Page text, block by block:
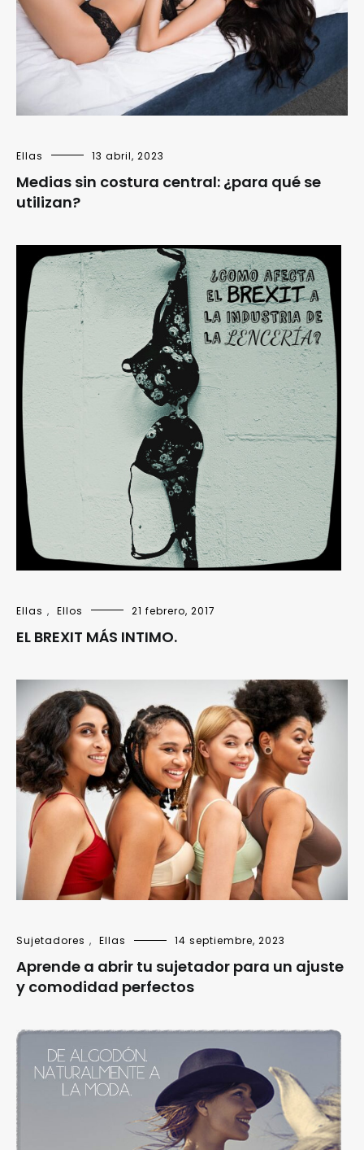
Ellas 13 abril, 2023
Medias sin costura central: ¿para qué se
utilizan?
Ellas , Ellos 21 febrero, 2017
EL BREXIT MÁS INTIMO.
Sujetadores , Ellas 14 septiembre, 2023
Aprende a abrir tu sujetador para un ajuste
y comodidad perfectos